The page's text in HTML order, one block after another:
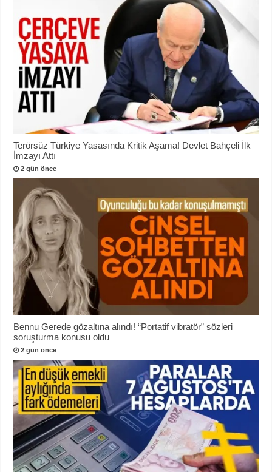
Terörsüz Türkiye Yasasında Kritik Aşama! Devlet Bahçeli İlk
İmzayı Attı
2 gün önce
Bennu Gerede gözaltına alındı! “Portatif vibratör” sözleri
soruşturma konusu oldu
2 gün önce